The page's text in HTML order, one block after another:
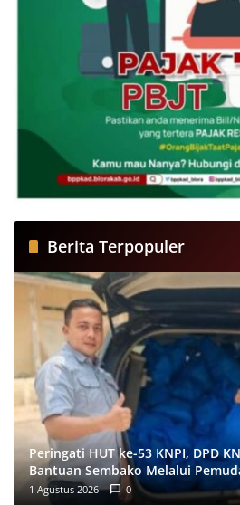
Berita Terpopuler
Peringati HUT ke-53 KNPI, DPD
Bantuan Sembako Melalui
1 Agustus 2026 0